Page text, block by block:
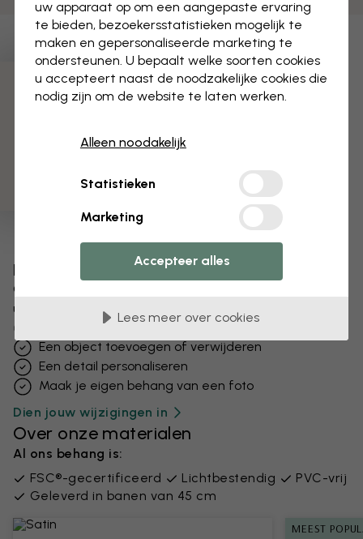
Bewerk uw behang
Ons ontwerpteam kan elk motief aanpassen om het
uniek voor jou te maken.
Het formaat of de kleuren aanpassen
Een object toevoegen of verwijderen
Een detail personaliseren
Maak je eigen behang van een foto
Dien jouw wijzigingen in
Over onze materialen
Al ons behang is:
FSC®-gecertificeerd
Lichtbestendig
PVC-vrij
Geleverd in banen van 45 cm
MEEST
uw apparaat op om een aangepaste ervaring
te bieden, bezoekersstatistieken mogelijk te
maken en gepersonaliseerde marketing te
ondersteunen. U bepaalt welke soorten cookies
u accepteert naast de noodzakelijke cookies die
nodig zijn om de website te laten werken.
Alleen noodakelijk
Statistieken
Marketing
Accepteer alles
Lees meer over cookies